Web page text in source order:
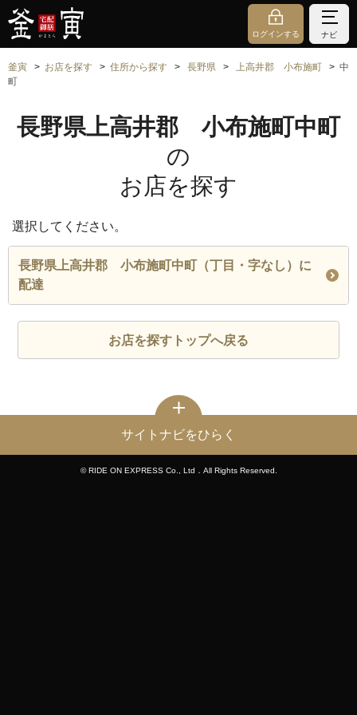
ログインする ナビ
釜寅 お店を探す 住所から探す 長野県 上高井郡 小布施町
中
町
長野県上高井郡 小布施町中町
の
お店を探す
選択してください。
長野県上高井郡 小布施町中町（丁目・字なし）に
配達
お店を探すトップへ戻る
サイトナビをひらく
© RIDE ON EXPRESS Co., Ltd．All Rights Reserved.